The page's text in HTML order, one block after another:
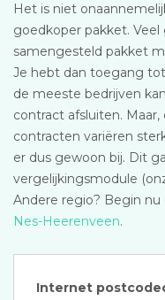
Het is niet
goedkoper pakket.
samengesteld pakket
Je hebt dan toegang
de meeste bedrijven
contract afsluiten.
contracten variëren
er dus gewoon bij. Dit
vergelijkingsmodule
Andere regio? Begin
Nes-Heerenveen.
Internet